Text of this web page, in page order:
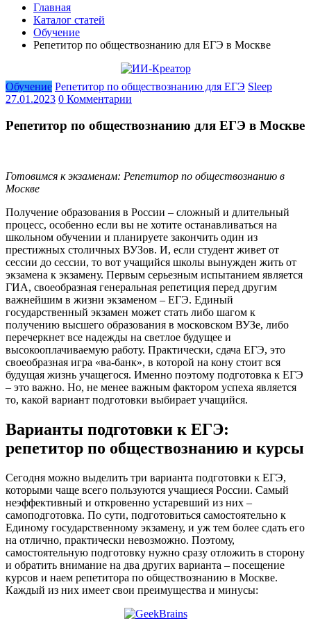
Главная
Каталог статей
Обучение
Репетитор по обществознанию для ЕГЭ в Москве
Обучение Репетитор по обществознанию для ЕГЭ Sleep
27.01.2023 0 Комментарии
Репетитор по обществознанию для ЕГЭ в Москве
Готовимся к экзаменам: Репетитор по обществознанию в
Москве
Получение образования в России – сложный и длительный
процесс, особенно если вы не хотите останавливаться на
школьном обучении и планируете закончить один из
престижных столичных ВУЗов. И, если студент живет от
сессии до сессии, то вот учащийся школы вынужден жить от
экзамена к экзамену. Первым серьезным испытанием является
ГИА, своеобразная генеральная репетиция перед другим
важнейшим в жизни экзаменом – ЕГЭ. Единый
государственный экзамен может стать либо шагом к
получению высшего образования в московском ВУЗе, либо
перечеркнет все надежды на светлое будущее и
высокооплачиваемую работу. Практически, сдача ЕГЭ, это
своеобразная игра «ва-банк», в которой на кону стоит вся
будущая жизнь учащегося. Именно поэтому подготовка к ЕГЭ
– это важно. Но, не менее важным фактором успеха является
то, какой вариант подготовки выбирает учащийся.
Варианты подготовки к ЕГЭ:
репетитор по обществознанию и курсы
Сегодня можно выделить три варианта подготовки к ЕГЭ,
которыми чаще всего пользуются учащиеся России. Самый
неэффективный и откровенно устаревший из них –
самоподготовка. По сути, подготовиться самостоятельно к
Единому государственному экзамену, и уж тем более сдать его
на отлично, практически невозможно. Поэтому,
самостоятельную подготовку нужно сразу отложить в сторону
и обратить внимание на два других варианта – посещение
курсов и наем репетитора по обществознанию в Москве.
Каждый из них имеет свои преимущества и минусы: